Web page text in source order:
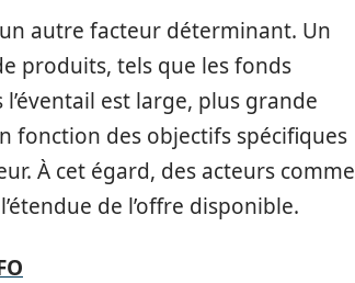
autre facteur déterminant. Un
produits, tels que les fonds
l’éventail est large, plus grande
fonction des objectifs spécifiques
À cet égard, des acteurs comme
de l’offre disponible.